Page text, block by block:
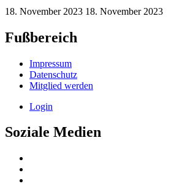
18. November 2023 18. November 2023
Fußbereich
Impressum
Datenschutz
Mitglied werden
Login
Soziale Medien